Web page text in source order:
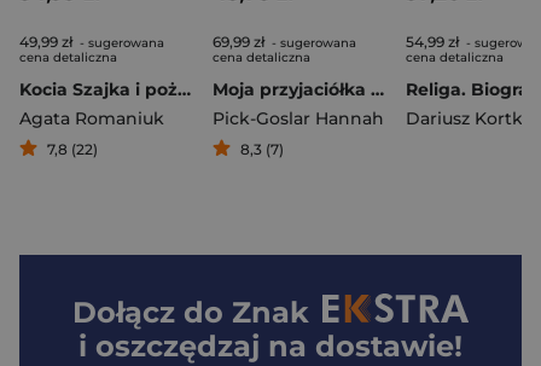
49,99 zł - sugerowana
cena detaliczna
Kocia Szajka i pożar na zamku
Agata Romaniuk
7,8 (22)
69,99 zł - sugerowana
cena detaliczna
Moja przyjaciółka Anne Frank
Pick-Goslar Hannah
8,3 (7)
54,99 zł -
cena detaliczna
Dariusz Kortko
Dołącz do Znak
i oszczędzaj na dostawie!